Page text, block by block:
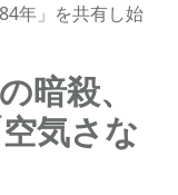
年」を共有し始
暗殺、
気さな